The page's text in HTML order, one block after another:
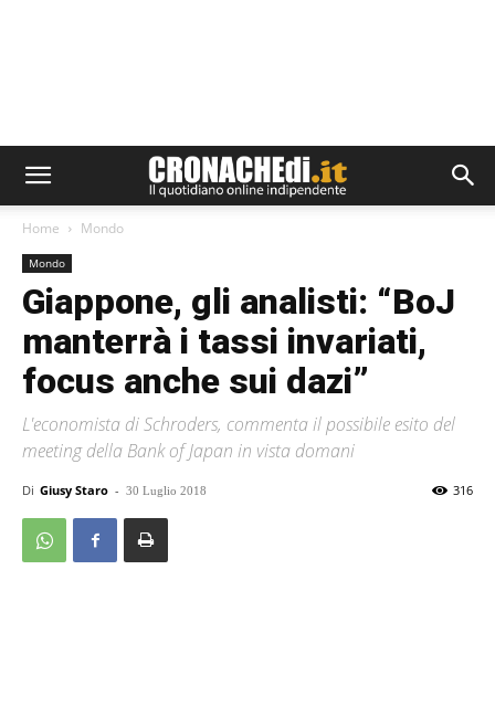
Home Mondo
Mondo
Giappone, gli analisti: “BoJ
manterrà i tassi invariati,
focus anche sui dazi”
L'economista di Schroders, commenta il possibile esito del
meeting della Bank of Japan in vista domani
Di Giusy Staro - 30 Luglio 2018 316